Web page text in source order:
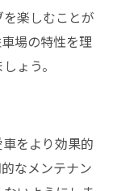
楽しむことが
場の特性を理
ょう。
をより効果的
なメンテナン